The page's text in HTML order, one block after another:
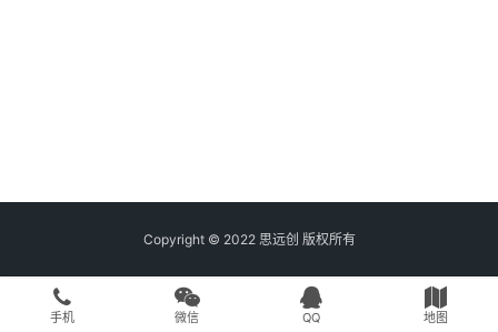
Copyright © 2022 思远创 版权所有
手机 微信 QQ 地图